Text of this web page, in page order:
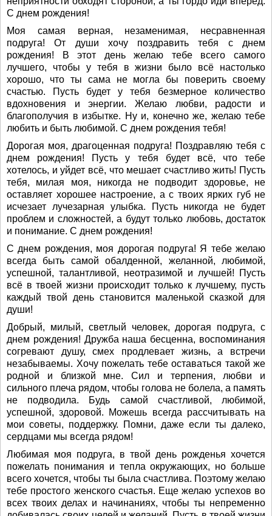
С днем рождения!
Моя самая верная, незаменимая, несравненная
подруга! От души хочу поздравить тебя с днем
рождения! В этот день желаю тебе всего самого
лучшего, чтобы у тебя в жизни было всё настолько
хорошо, что ты сама не могла бы поверить своему
счастью. Пусть будет у тебя безмерное количество
вдохновения и энергии. Желаю любви, радости и
благополучия в избытке. Ну и, конечно же, желаю тебе
любить и быть любимой. С днем рождения тебя!
Дорогая моя, драгоценная подруга! Поздравляю тебя с
днем рождения! Пусть у тебя будет всё, что тебе
хотелось, и уйдет всё, что мешает счастливо жить! Пусть
тебя, милая моя, никогда не подводит здоровье, не
оставляет хорошее настроение, а с твоих ярких губ не
исчезает лучезарная улыбка. Пусть никогда не будет
проблем и сложностей, а будут только любовь, достаток
и понимание. С днем рождения!
С днем рождения, моя дорогая подруга! Я тебе желаю
всегда быть самой обалденной, желанной, любимой,
успешной, талантливой, неотразимой и лучшей! Пусть
всё в твоей жизни происходит только к лучшему, пусть
каждый твой день становится маленькой сказкой для
души!
Добрый, милый, светлый человек, дорогая подруга, с
днем рождения! Дружба наша бесценна, воспоминания
согревают душу, смех продлевает жизнь, а встречи
незабываемы. Хочу пожелать тебе оставаться такой же
родной и близкой мне. Сил и терпения, любви и
сильного плеча рядом, чтобы голова не болела, а память
не подводила. Будь самой счастливой, любимой,
успешной, здоровой. Можешь всегда рассчитывать на
мои советы, поддержку. Помни, даже если ты далеко,
сердцами мы всегда рядом!
Любимая моя подруга, в твой день рожденья хочется
пожелать понимания и тепла окружающих, но больше
всего хочется, чтобы ты была счастлива. Поэтому желаю
тебе простого женского счастья. Еще желаю успехов во
всех твоих делах и начинаниях, чтобы ты непременно